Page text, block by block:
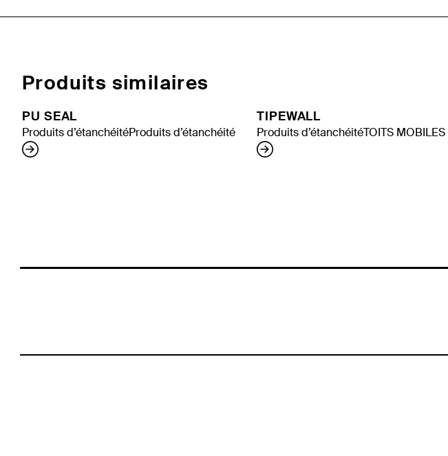
Produits similaires
PU SEAL
Produits d’étanchéitéProduits d’étanchéité
TIPEWALL
Produits d’étanchéitéTOITS MOBILES